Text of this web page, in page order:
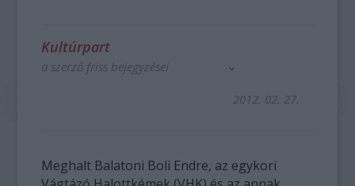
Kultúrpart
a szerző friss bejegyzései
2012. 02. 27.
Meghalt Balatoni Boli Endre, az egykori